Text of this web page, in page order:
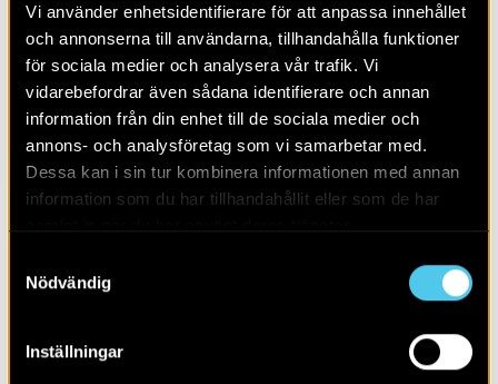
Vi använder enhetsidentifierare för att anpassa innehållet
och annonserna till användarna, tillhandahålla funktioner
för sociala medier och analysera vår trafik. Vi
vidarebefordrar även sådana identifierare och annan
information från din enhet till de sociala medier och
annons- och analysföretag som vi samarbetar med.
Dessa kan i sin tur kombinera informationen med annan
information som du har tillhandahållit eller som de har
Nödvändig
Inställningar
Jakten på den försvunna
bildstenen
En kall decembermorgon stötte maskinen i Hunnestad
på något mycket ovanligt; en bildsten från vikingatiden.
fungerat som fundament till en bro över vattnet. Vad
som gjorde fyndet extra spännande var att just denna
avbildad för över 350 år sedan, för att sedan försvinna